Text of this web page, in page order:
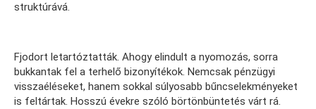
struktúrává.
Fjodort letartóztatták. Ahogy elindult a nyomozás, sorra
bukkantak fel a terhelő bizonyítékok. Nemcsak pénzügyi
visszaéléseket, hanem sokkal súlyosabb bűncselekményeket
is feltártak. Hosszú évekre szóló börtönbüntetés várt rá.